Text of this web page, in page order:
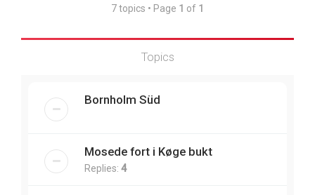
7 topics • Page 1 of 1
Topics
Bornholm Süd
Mosede fort i Køge bukt
Replies: 4